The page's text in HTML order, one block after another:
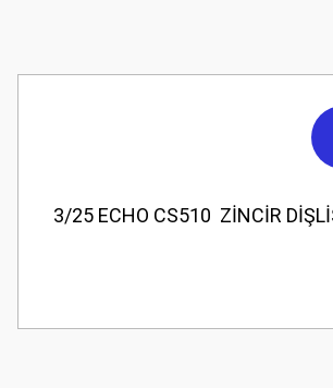
3/25 ECHO CS510 ZİNCİR